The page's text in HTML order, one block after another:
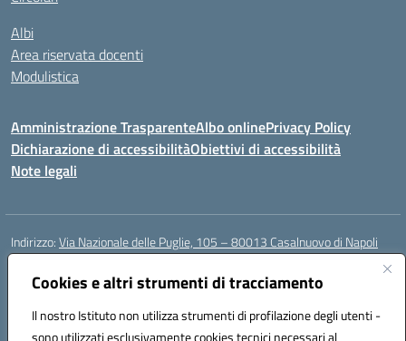
Cookies e altri strumenti di tracciamento
Il nostro Istituto non utilizza strumenti di profilazione degli utenti -
sono utilizzati esclusivamente cookies tecnici necessari al
Albi
Area riservata docenti
Modulistica
Amministrazione TrasparenteAlbo onlinePrivacy Policy
Dichiarazione di accessibilitàObiettivi di accessibilità
Note legali
Indirizzo:Via Nazionale delle Puglie, 105 – 80013 Casalnuovo di Napoli
Centralino:
Email:naee32300a@istruzione.it
Codice fiscale: 93007720639